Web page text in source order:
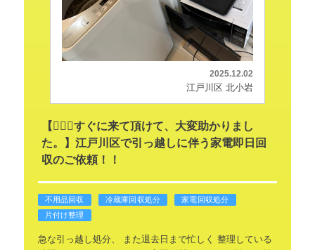
2025.12.02
江戸川区 北小岩
【🏃🏻‍♂️すぐに来て頂けて、大変助かりまし
た。】江戸川区で引っ越しに伴う家電即日回
収のご依頼！！
不用品回収 冷蔵庫回収処分
家電回収処分
片付け整理
急な引っ越し処分、 また退去日まで忙しく 整理している